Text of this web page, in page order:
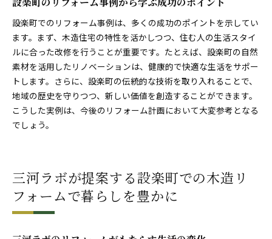
設楽町でのリフォーム事例は、多くの成功のポイントを示してい
ます。まず、木造住宅の特性を活かしつつ、住む人の生活スタイ
ルに合った改修を行うことが重要です。たとえば、設楽町の自然
素材を活用したリノベーションは、健康的で快適な生活をサポー
トします。さらに、設楽町の伝統的な技術を取り入れることで、
地域の歴史を守りつつ、新しい価値を創造することができます。
こうした実例は、今後のリフォーム計画において大変参考となる
でしょう。
三河ラボが提案する設楽町での木造リ
フォームで暮らしを豊かに